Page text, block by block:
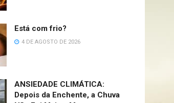
Está com frio?
4 DE AGOSTO DE 2026
ANSIEDADE CLIMÁTICA:
Depois da Enchente, a Chuva